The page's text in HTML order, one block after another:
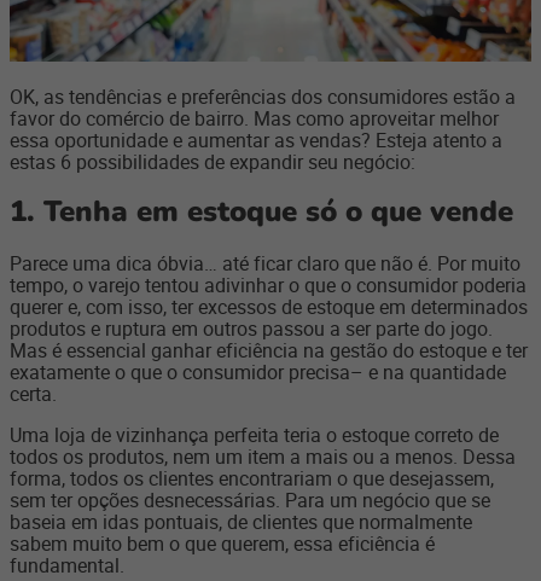
OK, as tendências e preferências dos consumidores estão a
favor do comércio de bairro. Mas como aproveitar melhor
essa oportunidade e aumentar as vendas? Esteja atento a
estas 6 possibilidades de expandir seu negócio:
1. Tenha em estoque só o que vende
Parece uma dica óbvia… até ficar claro que não é. Por muito
tempo, o varejo tentou adivinhar o que o consumidor poderia
querer e, com isso, ter excessos de estoque em determinados
produtos e ruptura em outros passou a ser parte do jogo.
Mas é essencial ganhar eficiência na gestão do estoque e ter
exatamente o que o consumidor precisa– e na quantidade
certa.
Uma loja de vizinhança perfeita teria o estoque correto de
todos os produtos, nem um item a mais ou a menos. Dessa
forma, todos os clientes encontrariam o que desejassem,
sem ter opções desnecessárias. Para um negócio que se
baseia em idas pontuais, de clientes que normalmente
sabem muito bem o que querem, essa eficiência é
fundamental.